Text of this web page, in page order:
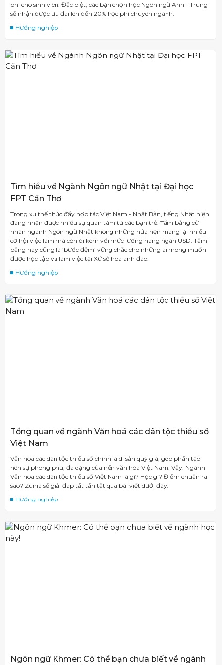
phí cho sinh viên. Đặc biệt, các bạn chọn học Ngôn ngữ Anh - Trung
sẽ nhận được ưu đãi lên đến 20% học phí chuyên ngành.
Hướng nghiệp
Tìm hiểu về Ngành Ngôn ngữ Nhật tại Đại học
FPT Cần Thơ
Trong xu thế thúc đẩy hợp tác Việt Nam - Nhật Bản, tiếng Nhật hiện
đang nhận được nhiều sự quan tâm từ các bạn trẻ. Tấm bằng cử
nhân ngành Ngôn ngữ Nhật không những hứa hẹn mang lại nhiều
cơ hội việc làm mà còn đi kèm với mức lương hàng ngàn USD. Tấm
bằng này cũng là ‘bước đệm’ vững chắc cho những ai mong muốn
được học tập và làm việc tại Xứ sở hoa anh đào.
Hướng nghiệp
Tổng quan về ngành Văn hoá các dân tộc thiểu số
Việt Nam
Văn hóa các dân tộc thiểu số chính là di sản quý giá, góp phần tạo
nên sự phong phú, đa dạng của nền văn hóa Việt Nam. Vậy: Ngành
Văn hóa các dân tộc thiểu số Việt Nam là gì? Học gì? Điểm chuẩn ra
sao? Zunia sẽ giải đáp tất tần tật qua bài viết dưới đây.
Hướng nghiệp
Ngôn ngữ Khmer: Có thể bạn chưa biết về ngành